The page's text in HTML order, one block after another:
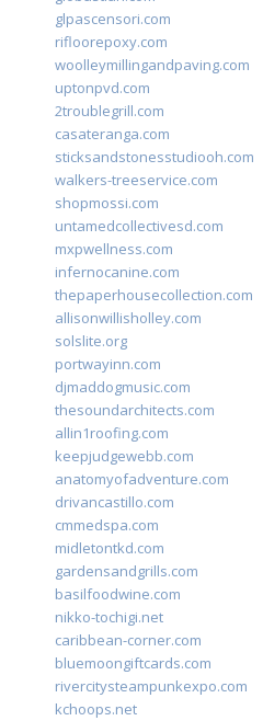
glpascensori.com
rifloorepoxy.com
woolleymillingandpaving.com
uptonpvd.com
2troublegrill.com
casateranga.com
sticksandstonesstudiooh.com
walkers-treeservice.com
shopmossi.com
untamedcollectivesd.com
mxpwellness.com
infernocanine.com
thepaperhousecollection.com
allisonwillisholley.com
solslite.org
portwayinn.com
djmaddogmusic.com
thesoundarchitects.com
allin1roofing.com
keepjudgewebb.com
anatomyofadventure.com
drivancastillo.com
cmmedspa.com
midletontkd.com
gardensandgrills.com
basilfoodwine.com
nikko-tochigi.net
caribbean-corner.com
bluemoongiftcards.com
rivercitysteampunkexpo.com
kchoops.net